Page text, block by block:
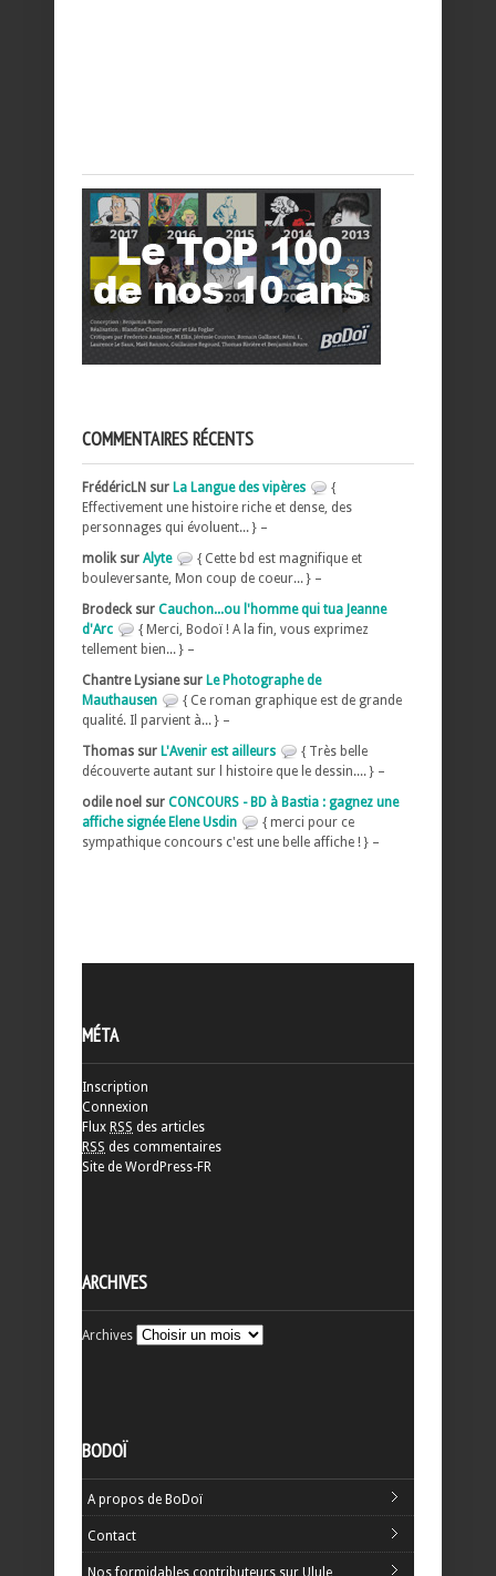
COMMENTAIRES RÉCENTS
FrédéricLN sur La Langue des vipères
{
Effectivement une histoire riche et dense, des
personnages qui évoluent... } –
molik sur Alyte
{ Cette bd est magnifique et
bouleversante, Mon coup de coeur... } –
Brodeck sur Cauchon...ou l'homme qui tua Jeanne
d'Arc
{ Merci, Bodoï ! A la fin, vous exprimez
tellement bien... } –
Chantre Lysiane sur Le Photographe de
Mauthausen
{ Ce roman graphique est de grande
qualité. Il parvient à... } –
Thomas sur L'Avenir est ailleurs
{ Très belle
découverte autant sur l histoire que le dessin.... } –
odile noel sur CONCOURS - BD à Bastia : gagnez une
affiche signée Elene Usdin
{ merci pour ce
sympathique concours c'est une belle affiche ! } –
MÉTA
Inscription
Connexion
Flux RSS des articles
RSS des commentaires
Site de WordPress-FR
ARCHIVES
Archives
BODOÏ
A propos de BoDoï
Contact
Nos formidables contributeurs sur Ulule